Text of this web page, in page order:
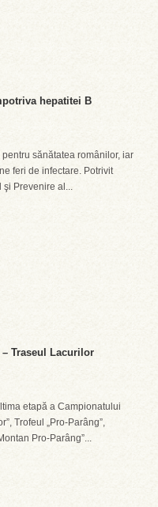
hepatitei B
sănătatea românilor, iar
feri de infectare. Potrivit
Prevenire al...
Traseul Lacurilor
etapă a Campionatului
Trofeul „Pro-Parâng”,
Pro-Parâng”...